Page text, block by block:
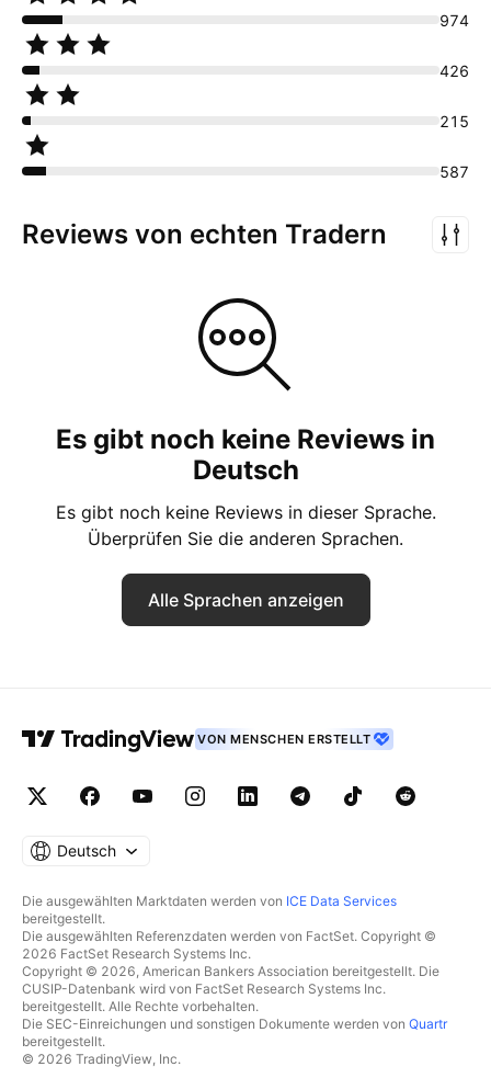
587
215
426
974
Reviews von echten Tradern
Es gibt noch keine Reviews in
Deutsch
Es gibt noch keine Reviews in dieser Sprache.
Überprüfen Sie die anderen Sprachen.
Alle Sprachen anzeigen
VON MENSCHEN ERSTELLT
Deutsch
Die ausgewählten Marktdaten werden von ICE Data Services
bereitgestellt.
Die ausgewählten Referenzdaten werden von FactSet. Copyright ©
2026 FactSet Research Systems Inc.
Copyright © 2026, American Bankers Association bereitgestellt. Die
CUSIP-Datenbank wird von FactSet Research Systems Inc.
bereitgestellt. Alle Rechte vorbehalten.
Die SEC-Einreichungen und sonstigen Dokumente werden von Quartr
bereitgestellt.
© 2026 TradingView, Inc.